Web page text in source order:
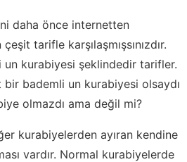
daha önce internetten
tarifle karşılaşmışsınızdır.
kurabiyesi şeklindedir tarifler.
bir bademli un kurabiyesi olsaydı
olmazdı ama değil mi?
kurabiyelerden ayıran kendine
vardır. Normal kurabiyelerde